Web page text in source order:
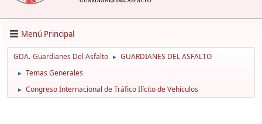
Menú Principal
GDA.-Guardianes Del Asfalto ► GUARDIANES DEL ASFALTO
► Temas Generales
► Congreso Internacional de Tráfico Ilícito de Vehículos